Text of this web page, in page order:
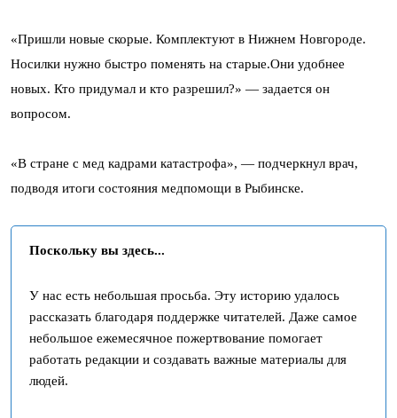
«Пришли новые скорые. Комплектуют в Нижнем Новгороде.
Носилки нужно быстро поменять на старые.Они удобнее
новых. Кто придумал и кто разрешил?» — задается он
вопросом.
«В стране с мед кадрами катастрофа», — подчеркнул врач,
подводя итоги состояния медпомощи в Рыбинске.
Поскольку вы здесь...
У нас есть небольшая просьба. Эту историю удалось
рассказать благодаря поддержке читателей. Даже самое
небольшое ежемесячное пожертвование помогает
работать редакции и создавать важные материалы для
людей.